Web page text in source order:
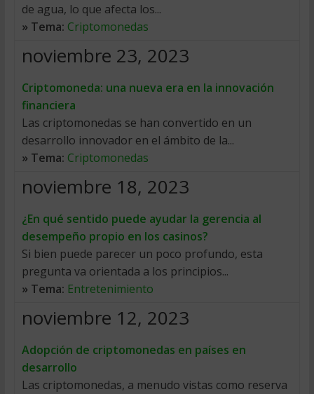
de agua, lo que afecta los...
» Tema: Criptomonedas
noviembre 23, 2023
Criptomoneda: una nueva era en la innovación
financiera
Las criptomonedas se han convertido en un
desarrollo innovador en el ámbito de la...
» Tema: Criptomonedas
noviembre 18, 2023
¿En qué sentido puede ayudar la gerencia al
desempeño propio en los casinos?
Si bien puede parecer un poco profundo, esta
pregunta va orientada a los principios...
» Tema: Entretenimiento
noviembre 12, 2023
Adopción de criptomonedas en países en
desarrollo
Las criptomonedas, a menudo vistas como reserva